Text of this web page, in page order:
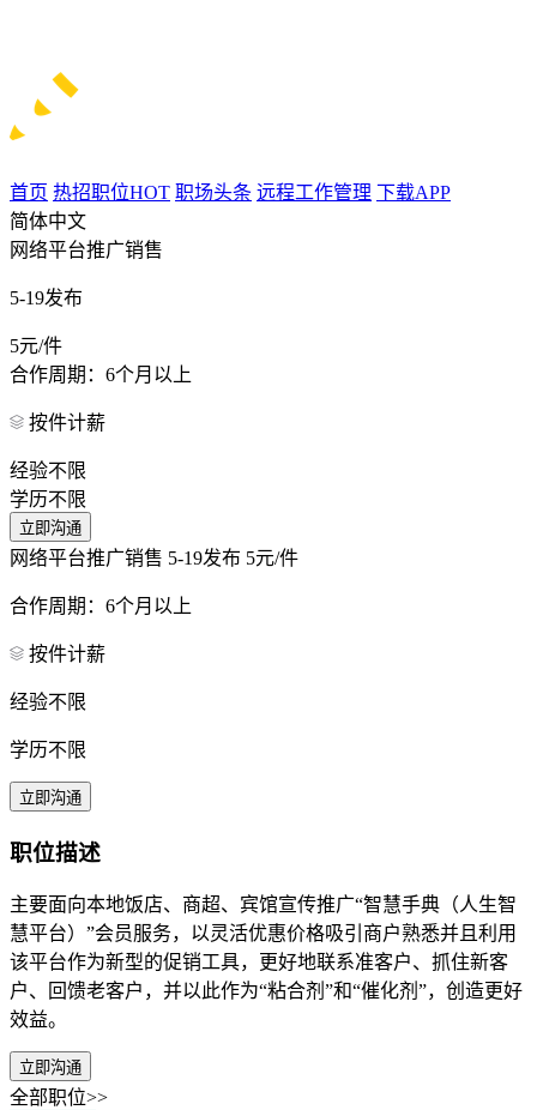
首页 热招职位HOT 职场头条 远程工作管理 下载APP
简体中文
网络平台推广销售
5-19发布
5元/件
合作周期：6个月以上
按件计薪
经验不限
学历不限
立即沟通
网络平台推广销售 5-19发布 5元/件
合作周期：6个月以上
按件计薪
经验不限
学历不限
立即沟通
职位描述
主要面向本地饭店、商超、宾馆宣传推广“智慧手典（人生智
慧平台）”会员服务，以灵活优惠价格吸引商户熟悉并且利用
该平台作为新型的促销工具，更好地联系准客户、抓住新客
户、回馈老客户，并以此作为“粘合剂”和“催化剂”，创造更好
效益。
立即沟通
全部职位>>